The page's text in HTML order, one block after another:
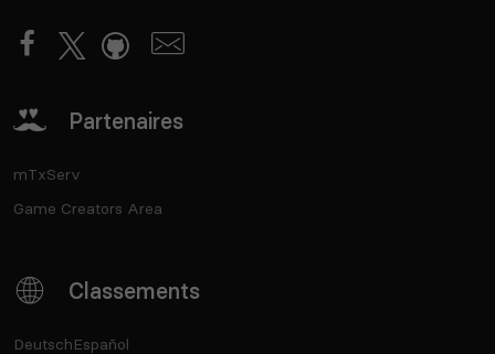
Partenaires
mTxServ
Game Creators Area
Classements
DeutschEspañol